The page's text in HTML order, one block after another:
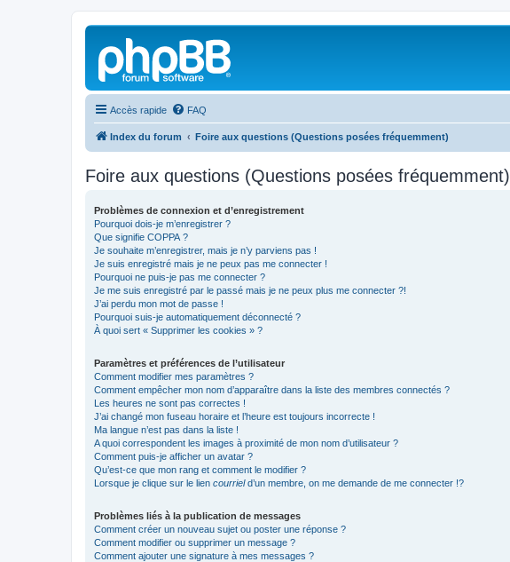
Accès rapide FAQ
Index du forum Foire aux questions (Questions posées fréquemment)
Foire aux questions (Questions posées fréquemment)
Problèmes de connexion et d’enregistrement
Pourquoi dois-je m’enregistrer ?
Que signifie COPPA ?
Je souhaite m’enregistrer, mais je n’y parviens pas !
Je suis enregistré mais je ne peux pas me connecter !
Pourquoi ne puis-je pas me connecter ?
Je me suis enregistré par le passé mais je ne peux plus me connecter ?!
J’ai perdu mon mot de passe !
Pourquoi suis-je automatiquement déconnecté ?
À quoi sert « Supprimer les cookies » ?
Paramètres et préférences de l’utilisateur
Comment modifier mes paramètres ?
Comment empêcher mon nom d’apparaître dans la liste des membres connectés ?
Les heures ne sont pas correctes !
J’ai changé mon fuseau horaire et l’heure est toujours incorrecte !
Ma langue n’est pas dans la liste !
A quoi correspondent les images à proximité de mon nom d’utilisateur ?
Comment puis-je afficher un avatar ?
Qu’est-ce que mon rang et comment le modifier ?
Lorsque je clique sur le lien courrield’un membre, on me demande de me connecter !?
Problèmes liés à la publication de messages
Comment créer un nouveau sujet ou poster une réponse ?
Comment modifier ou supprimer un message ?
Comment ajouter une signature à mes messages ?